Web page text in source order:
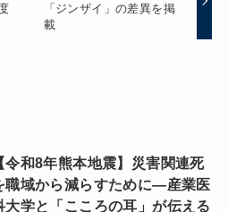
「ジンザイ」の差異を掲
載
令和8年熊本地震】災害関連死
職域から減らすために―産業医
大学と「こころの耳」が伝える